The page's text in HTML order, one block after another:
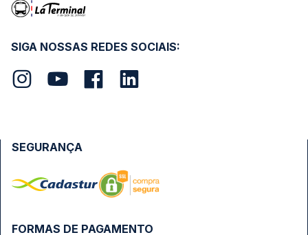
SIGA NOSSAS REDES SOCIAIS:
FORMAS DE PAGAMENTO
SEGURANÇA